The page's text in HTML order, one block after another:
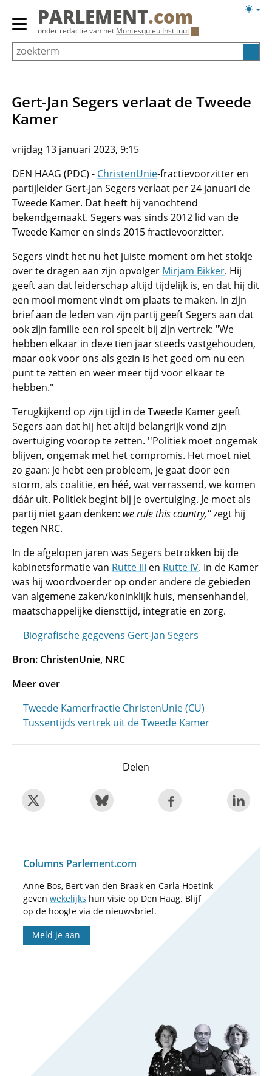
Overslaan
Primair
menu
tonen/verbergen
PARLEMENT.com
onder redactie van het Montesquieu Instituut
Gert-Jan Segers verlaat de Tweede
Kamer
vrijdag 13 januari 2023, 9:15
DEN HAAG (PDC) - ChristenUnie-fractievoorzitter en
partijleider Gert-Jan Segers verlaat per 24 januari de
Tweede Kamer. Dat heeft hij vanochtend
bekendgemaakt. Segers was sinds 2012 lid van de
Tweede Kamer en sinds 2015 fractievoorzitter.
Segers vindt het nu het juiste moment om het stokje
over te dragen aan zijn opvolger Mirjam Bikker. Hij
geeft aan dat leiderschap altijd tijdelijk is, en dat hij dit
een mooi moment vindt om plaats te maken. In zijn
brief aan de leden van zijn partij geeft Segers aan dat
ook zijn familie een rol speelt bij zijn vertrek: "We
hebben elkaar in deze tien jaar steeds vastgehouden,
maar ook voor ons als gezin is het goed om nu een
punt te zetten en weer meer tijd voor elkaar te
hebben."
Terugkijkend op zijn tijd in de Tweede Kamer geeft
Segers aan dat hij het altijd belangrijk vond zijn
overtuiging voorop te zetten. ''Politiek moet ongemak
blijven, ongemak met het compromis. Het moet niet
zo gaan: je hebt een probleem, je gaat door een
storm, als coalitie, en héé, wat verrassend, we komen
dáár uit. Politiek begint bij je overtuiging. Je moet als
partij niet gaan denken: we rule this country,''zegt hij
tegen NRC.
In de afgelopen jaren was Segers betrokken bij de
kabinetsformatie van Rutte III en Rutte IV. In de Kamer
was hij woordvoerder op onder andere de gebieden
van algemene zaken/koninklijk huis, mensenhandel,
maatschappelijke diensttijd, integratie en zorg.
Biografische gegevens Gert-Jan Segers
Bron: ChristenUnie, NRC
Meer over
Tweede Kamerfractie ChristenUnie (CU)
Tussentijds vertrek uit de Tweede Kamer
Delen
Columns Parlement.com
Anne Bos, Bert van den Braak en Carla Hoetink
geven wekelijks hun visie op Den Haag. Blijf
op de hoogte via de nieuwsbrief.
Meld je aan